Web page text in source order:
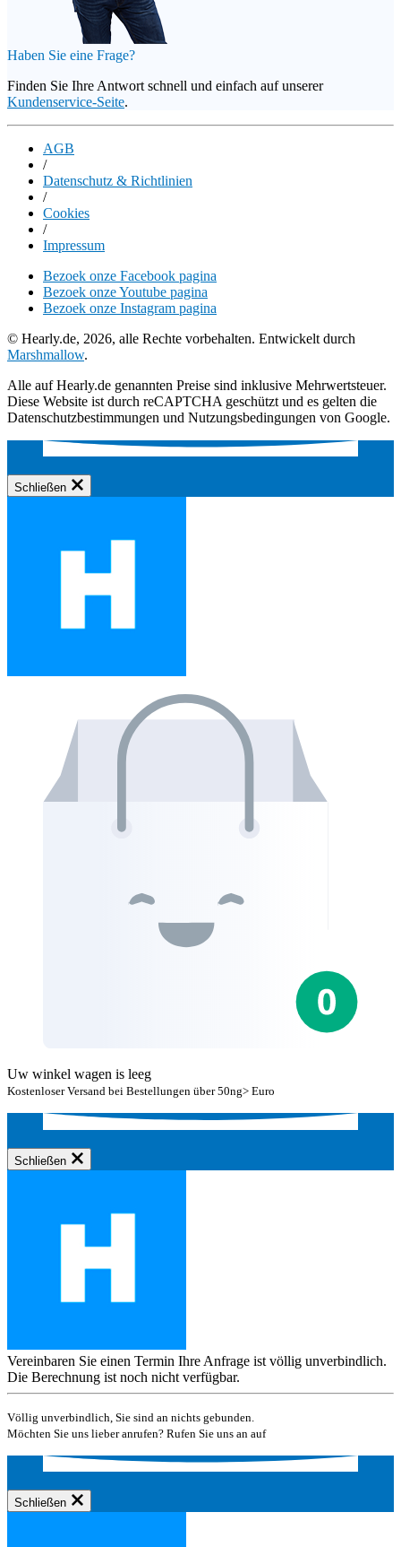
Haben Sie eine Frage?
Finden Sie Ihre Antwort schnell und einfach auf unserer
Kundenservice-Seite.
AGB
/
Datenschutz & Richtlinien
/
Cookies
/
Impressum
Bezoek onze Facebook pagina
Bezoek onze Youtube pagina
Bezoek onze Instagram pagina
© Hearly.de, 2026, alle Rechte vorbehalten. Entwickelt durch
Marshmallow.
Alle auf Hearly.de genannten Preise sind inklusive Mehrwertsteuer.
Diese Website ist durch reCAPTCHA geschützt und es gelten die
Datenschutzbestimmungen und Nutzungsbedingungen von Google.
Schließen
Uw winkel wagen is leeg
Kostenloser Versand bei Bestellungen über 50ng> Euro
Schließen
Vereinbaren Sie einen Termin Ihre Anfrage ist völlig unverbindlich.
Die Berechnung ist noch nicht verfügbar.
Völlig unverbindlich, Sie sind an nichts gebunden.
Möchten Sie uns lieber anrufen? Rufen Sie uns an auf
Schließen